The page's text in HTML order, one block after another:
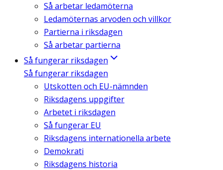
Så arbetar ledamöterna
Ledamöternas arvoden och villkor
Partierna i riksdagen
Så arbetar partierna
Så fungerar riksdagen
Så fungerar riksdagen
Utskotten och EU-nämnden
Riksdagens uppgifter
Arbetet i riksdagen
Så fungerar EU
Riksdagens internationella arbete
Demokrati
Riksdagens historia